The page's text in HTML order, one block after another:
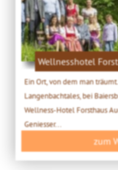
Wellnesshotel
Ein Ort, von dem man
Langenbachtales, bei
Wellness-Hotel Forsthaus
Geniesser...
zum